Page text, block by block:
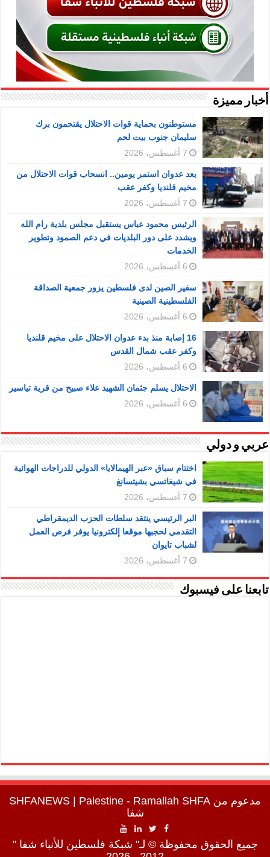
أخبار مميزة
مستوطنون بحماية قوات الاحتلال يقتحمون برك
سليمان جنوب بيت لحم
7 أغسطس، 2026
بعد عدوان استمر يومين.. انسحاب قوات الاحتلال من
مخيم قلنديا وكفر عقب
7 أغسطس، 2026
الرئيس محمود عباس يستقبل مجلس بلدية رام الله
ويشدد على دور البلديات في دعم الصمود وتطوير
الخدمات
6 أغسطس، 2026
سفير الصين لدى فلسطين يزور جمعية الصداقة
الفلسطينية الصينية
6 أغسطس، 2026
16 إصابة منذ بدء عدوان الاحتلال على مخيم قلنديا
وكفر عقب شمال القدس
6 أغسطس، 2026
الاحتلال يسلم جثمان الشهيد علاء صبيح من قرية تياسير
6 أغسطس، 2026
عربي و دولي
اختتام سباق «عبر الهيمالايا» الدولي للدراجات الهوائية
في شيغاتسي بشيتسانغ
7 أغسطس، 2026
البر الرئيسي ينتقد سلطات الحزب الديمقراطي
التقدمي لحجبها موقعا إلكترونيا يوفر فرص العمل
لشباب تايوان
7 أغسطس، 2026
تابعنا على فيسبوك
مدعوم من SHFANEWS | Palestine - Ramallah SHFA
شفا
جميع الحقوق محفوظة © لـ" شبكة فلسطين للأنباء شفا "